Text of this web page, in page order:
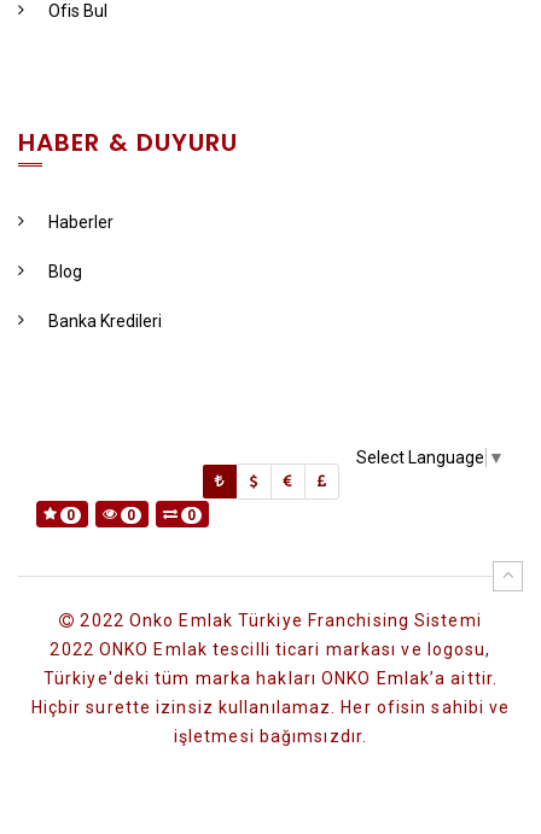
Ofis Bul
HABER & DUYURU
Haberler
Blog
Banka Kredileri
Select Language ▼
0 0 0
2022 Onko Emlak Türkiye Franchising Sistemi
2022 ONKO Emlak tescilli ticari markası ve logosu,
Türkiye'deki tüm marka hakları ONKO Emlak’a aittir.
Hiçbir surette izinsiz kullanılamaz. Her ofisin sahibi ve
işletmesi bağımsızdır.